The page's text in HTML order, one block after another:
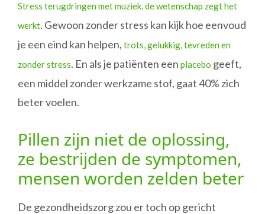
Stress terugdringen met muziek, de wetenschap zegt het
werkt. Gewoon zonder stress kan kijk hoe eenvoud
je een eind kan helpen, trots, gelukkig, tevreden en
zonder stress. En als je patiënten een placebo geeft,
een middel zonder werkzame stof, gaat 40% zich
beter voelen.
Pillen zijn niet de oplossing,
ze bestrijden de symptomen,
mensen worden zelden beter
De gezondheidszorg zou er toch op gericht